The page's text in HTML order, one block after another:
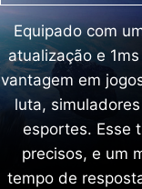
Equipado com
atualização e
vantagem em
luta,
esportes. Esse
precisos, e um
tempo de